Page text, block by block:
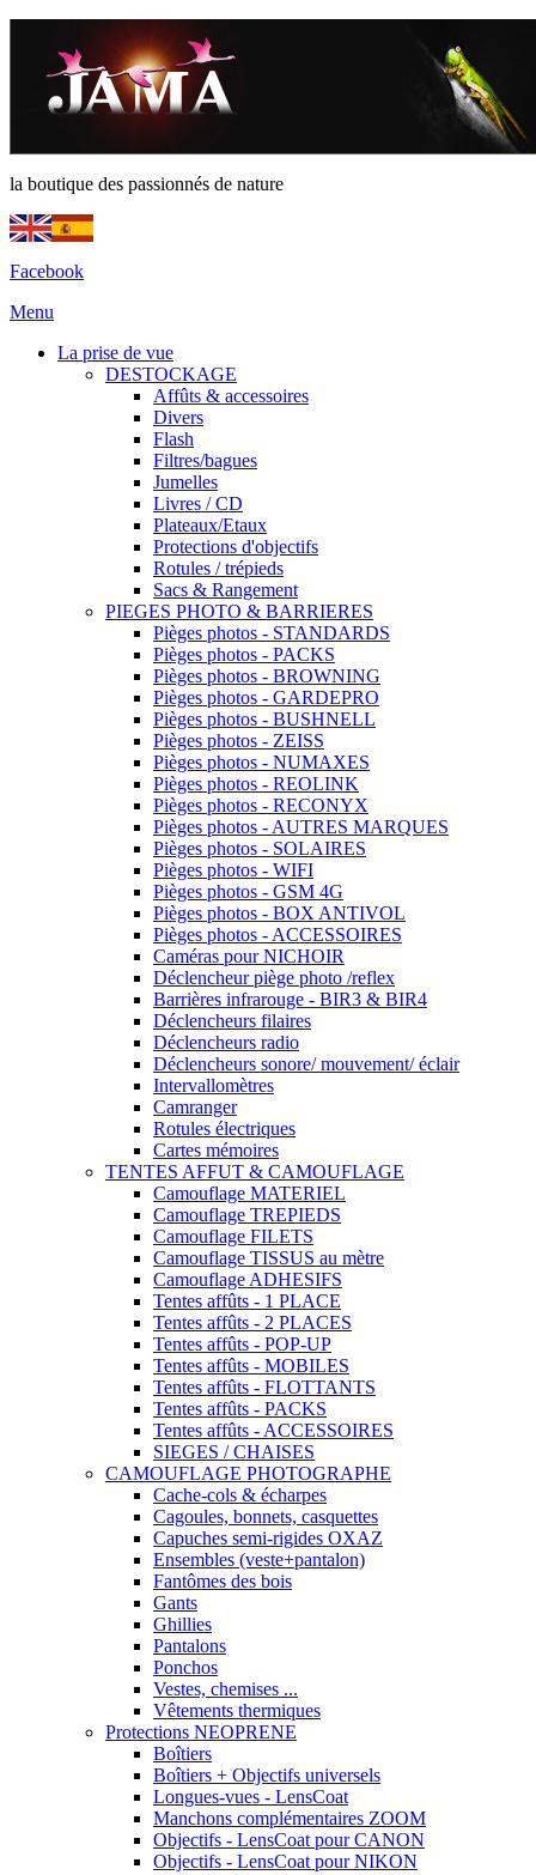
la boutique des passionnés de nature
Facebook
Menu
La prise de vue
DESTOCKAGE
Affûts & accessoires
Divers
Flash
Filtres/bagues
Jumelles
Livres / CD
Plateaux/Etaux
Protections d'objectifs
Rotules / trépieds
Sacs & Rangement
PIEGES PHOTO & BARRIERES
Pièges photos - STANDARDS
Pièges photos - PACKS
Pièges photos - BROWNING
Pièges photos - GARDEPRO
Pièges photos - BUSHNELL
Pièges photos - ZEISS
Pièges photos - NUMAXES
Pièges photos - REOLINK
Pièges photos - RECONYX
Pièges photos - AUTRES MARQUES
Pièges photos - SOLAIRES
Pièges photos - WIFI
Pièges photos - GSM 4G
Pièges photos - BOX ANTIVOL
Pièges photos - ACCESSOIRES
Caméras pour NICHOIR
Déclencheur piège photo /reflex
Barrières infrarouge - BIR3 & BIR4
Déclencheurs filaires
Déclencheurs radio
Déclencheurs sonore/ mouvement/ éclair
Intervallomètres
Camranger
Rotules électriques
Cartes mémoires
TENTES AFFUT & CAMOUFLAGE
Camouflage MATERIEL
Camouflage TREPIEDS
Camouflage FILETS
Camouflage TISSUS au mètre
Camouflage ADHESIFS
Tentes affûts - 1 PLACE
Tentes affûts - 2 PLACES
Tentes affûts - POP-UP
Tentes affûts - MOBILES
Tentes affûts - FLOTTANTS
Tentes affûts - PACKS
Tentes affûts - ACCESSOIRES
SIEGES / CHAISES
CAMOUFLAGE PHOTOGRAPHE
Cache-cols & écharpes
Cagoules, bonnets, casquettes
Capuches semi-rigides OXAZ
Ensembles (veste+pantalon)
Fantômes des bois
Gants
Ghillies
Pantalons
Ponchos
Vestes, chemises ...
Vêtements thermiques
Protections NEOPRENE
Boîtiers
Boîtiers + Objectifs universels
Longues-vues - LensCoat
Manchons complémentaires ZOOM
Objectifs - LensCoat pour CANON
Objectifs - LensCoat pour NIKON